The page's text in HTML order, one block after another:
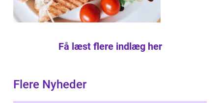
Få læst flere indlæg her
Flere Nyheder